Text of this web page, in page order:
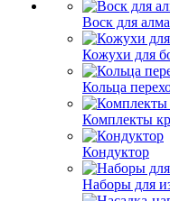
Воск для
Кожухи для
Кольца
Комплекты
Кондуктор
Наборы для